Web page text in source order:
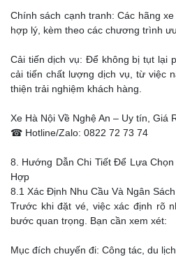
Chính sách cạnh tranh: Các hãng
hợp lý, kèm theo các chương trình
Cải tiến dịch vụ: Để không bị tụt lại
cải tiến chất lượng dịch vụ, từ việc
thiện trải nghiệm khách hàng.
Xe Hà Nội Về Nghệ An – Uy tín, Giá
☎ Hotline/Zalo: 0822 72 73 74
8. Hướng Dẫn Chi Tiết Để Lựa Chọn
Hợp
8.1 Xác Định Nhu Cầu Và Ngân Sách
Trước khi đặt vé, việc xác định rõ
bước quan trọng. Bạn cần xem xét:
Mục đích chuyến đi: Công tác, du